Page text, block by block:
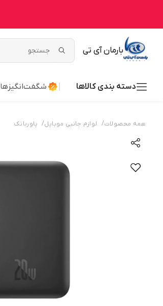
بارمان آی تی
دسته بندی کالاها شگفت‌انگیزها
همه محصولات/ لوازم جانبی موبایل/ پاوربانک